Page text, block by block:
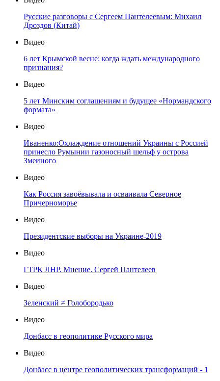
Русские разговоры с Сергеем Пантелеевым: Михаил
Дроздов (Китай)
Видео
6 лет Крымской весне: когда ждать международного
признания?
Видео
5 лет Минским соглашениям и будущее «Нормандского
формата»
Видео
Иваненко:Охлаждение отношений Украины с Россией
принесло Румынии газоносный шельф у острова
Змеиного
Видео
Как Россия завоёвывала и осваивала Северное
Причерноморье
Видео
Президентские выборы на Украине-2019
Видео
ГТРК ЛНР. Мнение. Сергей Пантелеев
Видео
Зеленский ≠ Голобородько
Видео
Донбасс в геополитике Русского мира
Видео
Донбасс в центре геополитических трансформаций - 1